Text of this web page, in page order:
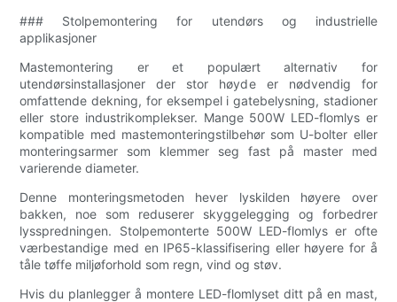
### Stolpemontering for utendørs og industrielle
applikasjoner
Mastemontering er et populært alternativ for
utendørsinstallasjoner der stor høyde er nødvendig for
omfattende dekning, for eksempel i gatebelysning, stadioner
eller store industrikomplekser. Mange 500W LED-flomlys er
kompatible med mastemonteringstilbehør som U-bolter eller
monteringsarmer som klemmer seg fast på master med
varierende diameter.
Denne monteringsmetoden hever lyskilden høyere over
bakken, noe som reduserer skyggelegging og forbedrer
lysspredningen. Stolpemonterte 500W LED-flomlys er ofte
værbestandige med en IP65-klassifisering eller høyere for å
tåle tøffe miljøforhold som regn, vind og støv.
Hvis du planlegger å montere LED-flomlyset ditt på en mast,